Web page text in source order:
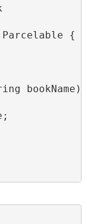
Parcelable {
bookName)